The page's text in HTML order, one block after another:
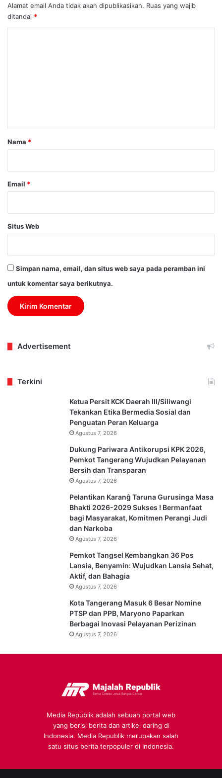
Alamat email Anda tidak akan dipublikasikan. Ruas yang wajib
ditandai *
r
Nama *
Email *
Situs Web
Simpan nama, email, dan situs web saya pada peramban ini
untuk komentar saya berikutnya.
Advertisement
Terkini
Ketua Persit KCK Daerah III/Siliwangi
Tekankan Etika Bermedia Sosial dan
Penguatan Peran Keluarga
Agustus 7, 2026
Dukung Pariwara Antikorupsi KPK 2026,
Pemkot Tangerang Wujudkan Pelayanan
Bersih dan Transparan
Agustus 7, 2026
Pelantikan Karanĝ Taruna Gurusinga Masa
Bhakti 2026-2029 Sukses ! Bermanfaat
bagi Masyarakat, Komitmen Perangi Judi
dan Narkoba
Agustus 7, 2026
Pemkot Tangsel Kembangkan 36 Pos
Lansia, Benyamin: Wujudkan Lansia Sehat,
Aktif, dan Bahagia
Agustus 7, 2026
Kota Tangerang Masuk 6 Besar Nomine
PTSP dan PPB, Maryono Paparkan
Berbagai Inovasi Pelayanan Perizinan
Agustus 7, 2026
Media Republik adalah sebuah portal web
yang berisi berita dan artikel daring di
Indonesia. Media Republik merupakan salah
satu situs berita terpopuler di Indonesia.